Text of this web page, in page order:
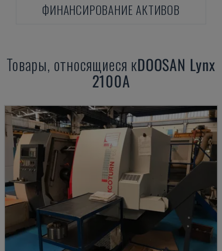
ФИНАНСИРОВАНИЕ АКТИВОВ
Товары, относящиеся кDOOSAN Lynx
2100A